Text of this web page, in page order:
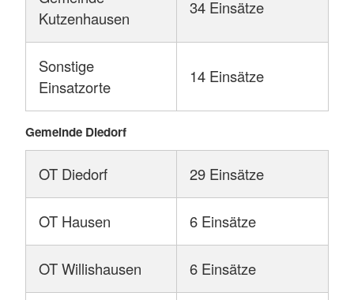
Atmung
Kind bis 12 Jahre erkankt vitale
Bedrohung
Trauma mit vitaler Bedrohung - Person
schwer verletzt
Bewusstseinsstörung
VU mit Feuerwehr - 1 oder 2 PKW,
Person eingeklemmt
Verkehrsunfall nur RD
Arbeitsunfall mit vitaler Bedrohung
Kutzenhausen
34 Einsätze
Sonstige
Einsatzorte
14 Einsätze
Gemeinde Diedorf
OT Diedorf 29 Einsätze
OT Hausen 6 Einsätze
OT Willishausen 6 Einsätze